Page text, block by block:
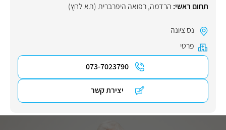
תחום ראשי: הרדמה,רפואה היפרברית (תא לחץ)
נס ציונה
פרטי
073-7023790
יצירת קשר